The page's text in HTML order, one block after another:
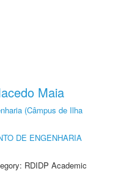
Maia
(Câmpus de Ilha
DE ENGENHARIA
RDIDP Academic